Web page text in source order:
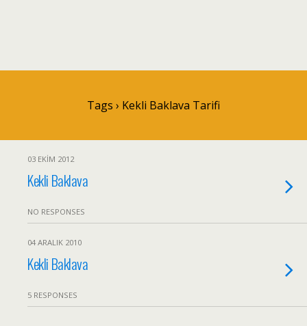
Tags › Kekli Baklava Tarifi
03 EKIM 2012
Kekli Baklava
NO RESPONSES
04 ARALIK 2010
Kekli Baklava
5 RESPONSES